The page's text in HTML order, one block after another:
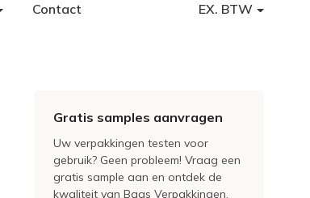
Contact EX. BTW
Gratis samples aanvragen
Uw verpakkingen testen voor
gebruik? Geen probleem! Vraag een
gratis sample aan en ontdek de
kwaliteit van Baas Verpakkingen.